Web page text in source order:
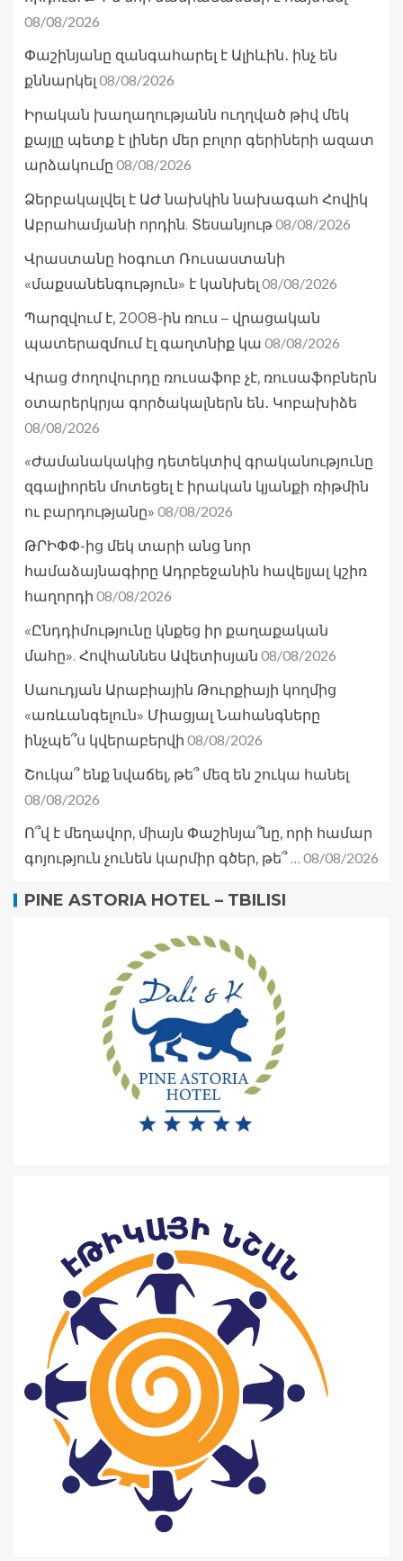
08/08/2026
Փաշինյանը զանգահարել է Ալիևին․ ինչ են
քննարկել 08/08/2026
Իրական խաղաղությանն ուղղված թիվ մեկ
քայլը պետք է լիներ մեր բոլոր գերիների ազատ
արձակումը 08/08/2026
Ձերբակալվել է ԱԺ նախկին նախագահ Հովիկ
Աբրահամյանի որդին. Տեսանյութ08/08/2026
Վրաստանը հօգուտ Ռուսաստանի
«մաքսանենգություն» է կանխել 08/08/2026
Պարզվում է, 2008-ին ռուս – վրացական
պատերազմում էլ գաղտնիք կա 08/08/2026
Վրաց ժողովուրդը ռուսաֆոբ չէ, ռուսաֆոբներն
օտարերկրյա գործակալներն են․ Կոբախիձե
08/08/2026
«Ժամանակակից դետեկտիվ գրականությունը
զգալիորեն մոտեցել է իրական կյանքի ռիթմին
ու բարդությանը» 08/08/2026
ԹՐԻՓՓ-ից մեկ տարի անց նոր
համաձայնագիրը Ադրբեջանին հավելյալ կշիռ
հաղորդի 08/08/2026
«Ընդդիմությունը կնքեց իր քաղաքական
մահը». Հովհաննես Ավետիսյան 08/08/2026
Սաուդյան Արաբիային Թուրքիայի կողմից
«առևանգելուն» Միացյալ Նահանգները
ինչպե՞ս կվերաբերվի 08/08/2026
Շուկա՞ ենք նվաճել, թե՞ մեզ են շուկա հանել
08/08/2026
Ո՞վ է մեղավոր, միայն Փաշինյա՞նը, որի համար
գոյություն չունեն կարմիր գծեր, թե՞ … 08/08/2026
PINE ASTORIA HOTEL – TBILISI